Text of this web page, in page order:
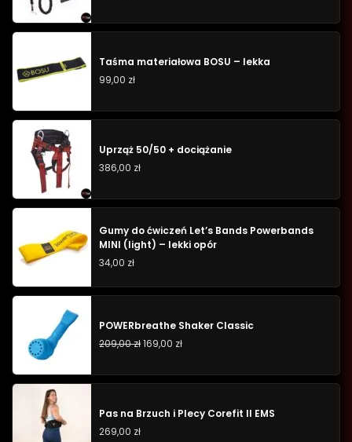
Taśma materiałowa BOSU – lekka
99,00 zł
Uprząż 50/50 + dociążanie
386,00 zł
Gumy do ćwiczeń Let’s Bands Powerbands
MINI (light) – lekki opór
34,00 zł
POWERbreathe Shaker Classic
209,00zł169,00 zł
Pas na Brzuch i Plecy Corefit II EMS
269,00 zł